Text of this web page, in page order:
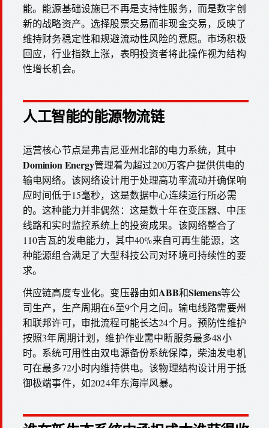
能。能源基础设施已不再是支持性服务，而是数字创
新的战略资产。选择股票交易而非现金交易，反映了
维持财务稳定性和规避流动性风险的意愿。市场积极
回应，行业指数上涨，表明投资者将此操作视为结构
性增长机会。
人工智能的能源物流链
运营核心节点是弗吉尼亚州北部的电力系统，其中
Dominion Energy管理着为超过200万客户提供供电的
输电网络。该网络设计用于处理高功率流动并确保响
应时间低于15毫秒，这是数据中心连续运行所必需
的。这种能力并非偶然：这是数十年在变压器、中压
线路和实时监控系统上的投资成果。该网络整合了
110吉瓦的发电能力，其中40%来自可再生能源，这
种能源组合满足了大型科技公司对环境可持续性的要
求。
供应链高度专业化。变压器由如ABB和Siemens等公
司生产，生产周期在6至9个月之间。输电线路需要州
和联邦许可，审批流程可能长达24个月。预防性维护
按照3年周期计划，维护作业需中断服务最多48小
时。系统可用性由双电源备份系统保障，柴油发电机
可在最多72小时内维持供电。该物理结构设计用于抵
御极端事件，如2024年东海岸风暴。